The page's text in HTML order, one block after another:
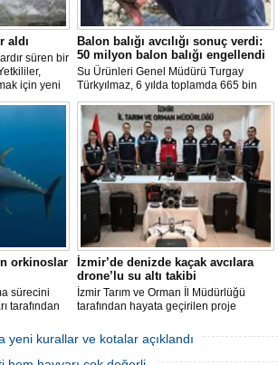
aldı
süren bir
için yeni
Balon balığı avcılığı sonuç verdi:
50 milyon balon balığı engellendi
Su Ürünleri Genel Müdürü Turgay
Türkyılmaz, 6 yılda toplamda 665 bin
balon balığının ekosistemden
uzaklaştırıldığını belirterek, "Balon balığı
avcılığı sayesinde, yaklaşık 50 milyon
yeni balon balığının ekosisteme
katılması önlendi." dedi.
orkinoslar
sürecini
tarafından
ihraç
İzmir’de denizde kaçak avcılara
drone’lu su altı takibi
İzmir Tarım ve Orman İl Müdürlüğü
tarafından hayata geçirilen proje
faaliyetleri anlık olarak tespit edebilen
hava ve su altı dronları sahada aktif
olarak kullanılmaya başlandı.
yeni kurallar ve kotalar açıklandı